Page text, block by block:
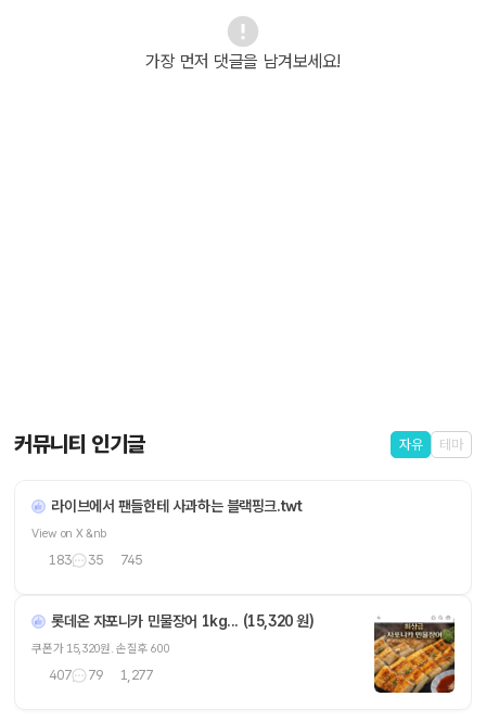
가장 먼저 댓글을 남겨보세요!
커뮤니티 인기글 자유 테마
라이브에서 팬들한테 사과하는 블랙핑크.twt
View on X &nb
183 35 745
롯데온 자포니카 민물장어 1kg... (15,320 원)
쿠폰가 15,320원. 손질후 600
407 79 1,277